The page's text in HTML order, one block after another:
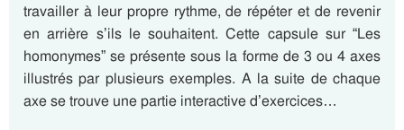
travailler à leur propre rythme, de répéter et de revenir
en arrière s’ils le souhaitent. Cette capsule sur “Les
homonymes” se présente sous la forme de 3 ou 4 axes
illustrés par plusieurs exemples. A la suite de chaque
axe se trouve une partie interactive d’exercices…